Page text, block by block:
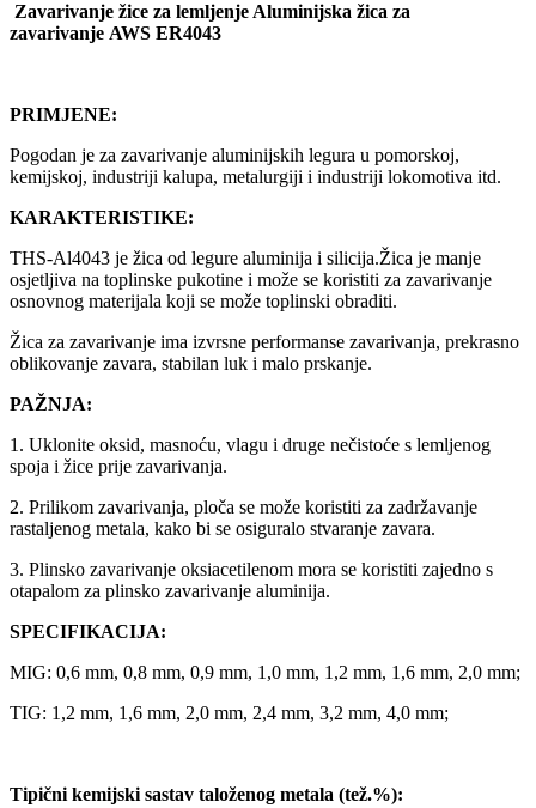
Zavarivanje žice za lemljenje Aluminijska žica za
zavarivanje AWS ER4043
PRIMJENE:
Pogodan je za zavarivanje aluminijskih legura u pomorskoj,
kemijskoj, industriji kalupa, metalurgiji i industriji lokomotiva itd.
KARAKTERISTIKE:
THS-Al4043 je žica od legure aluminija i silicija.Žica je manje
osjetljiva na toplinske pukotine i može se koristiti za zavarivanje
osnovnog materijala koji se može toplinski obraditi.
Žica za zavarivanje ima izvrsne performanse zavarivanja, prekrasno
oblikovanje zavara, stabilan luk i malo prskanje.
PAŽNJA:
1. Uklonite oksid, masnoću, vlagu i druge nečistoće s lemljenog
spoja i žice prije zavarivanja.
2. Prilikom zavarivanja, ploča se može koristiti za zadržavanje
rastaljenog metala, kako bi se osiguralo stvaranje zavara.
3. Plinsko zavarivanje oksiacetilenom mora se koristiti zajedno s
otapalom za plinsko zavarivanje aluminija.
SPECIFIKACIJA:
MIG: 0,6 mm, 0,8 mm, 0,9 mm, 1,0 mm, 1,2 mm, 1,6 mm, 2,0 mm;
TIG: 1,2 mm, 1,6 mm, 2,0 mm, 2,4 mm, 3,2 mm, 4,0 mm;
Tipični kemijski sastav taloženog metala (tež.%):